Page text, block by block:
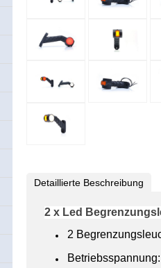
Detaillierte Beschreibung
2 x Led
2